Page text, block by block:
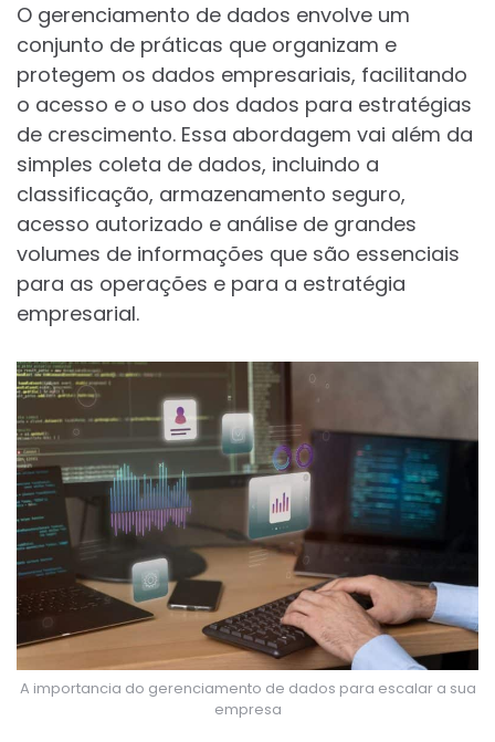
O gerenciamento de dados envolve um
conjunto de práticas que organizam e
protegem os dados empresariais, facilitando
o acesso e o uso dos dados para estratégias
de crescimento. Essa abordagem vai além da
simples coleta de dados, incluindo a
classificação, armazenamento seguro,
acesso autorizado e análise de grandes
volumes de informações que são essenciais
para as operações e para a estratégia
empresarial.
A importancia do gerenciamento de dados para escalar a sua
empresa